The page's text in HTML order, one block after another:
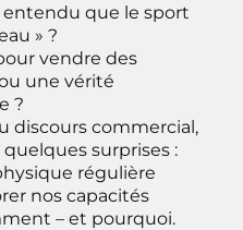
que le sport
» ?
vendre des
une vérité
?
discours commercial,
surprises :
régulière
nos capacités
– et pourquoi.